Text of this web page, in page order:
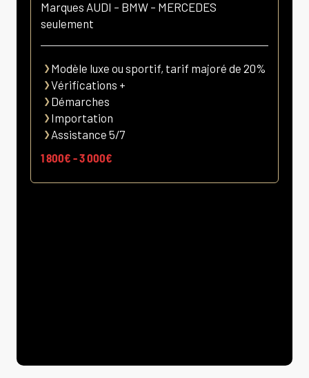
Marques AUDI – BMW – MERCEDES
seulement
Modèle luxe ou sportif, tarif majoré de 20%
Vérifications +
Démarches
Importation
Assistance 5/7
1 800€ - 3 000€